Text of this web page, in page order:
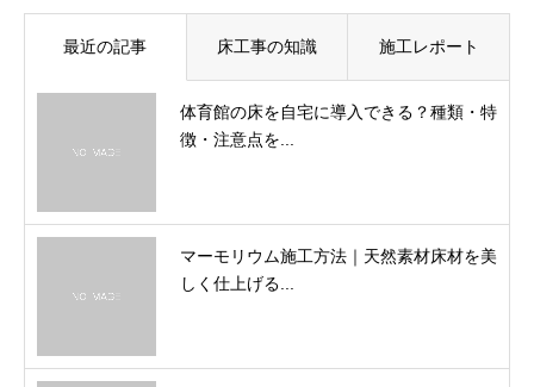
最近の記事 床工事の知識 施工レポート
体育館の床を自宅に導入できる？種類・特
徴・注意点を...
マーモリウム施工方法｜天然素材床材を美
しく仕上げる...